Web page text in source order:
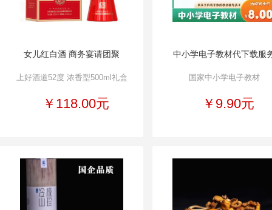
女儿红白酒 商务宴请团聚
上好酒道52度 浓香型500ml礼盒
￥118.00元
中小学电子教材代下载服
国家中小学电子教材
￥9.90元